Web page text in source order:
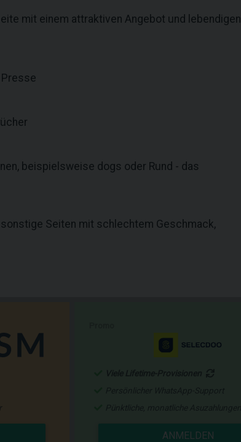
mit einem attraktiven Angebot und lebendigen
beispielsweise dogs oder Rund - das
Seiten mit schlechtem Geschmack,
ANMELDEN